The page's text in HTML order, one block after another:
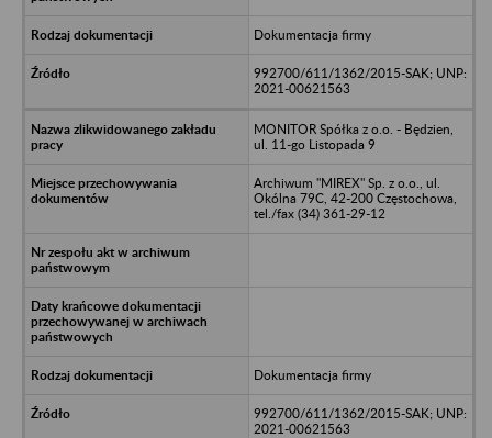
Dokumentacja firmy
992700/611/1362/2015-SAK; UNP:
2021-00621563
MONITOR Spółka z o.o. - Będzien,
ul. 11-go Listopada 9
Archiwum "MIREX" Sp. z o.o., ul.
Okólna 79C, 42-200 Częstochowa,
tel./fax (34) 361-29-12
Dokumentacja firmy
992700/611/1362/2015-SAK; UNP:
2021-00621563